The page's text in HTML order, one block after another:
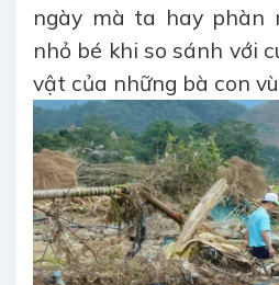
ngày mà ta hay phàn
nhỏ bé khi so sánh với
vật của những bà con